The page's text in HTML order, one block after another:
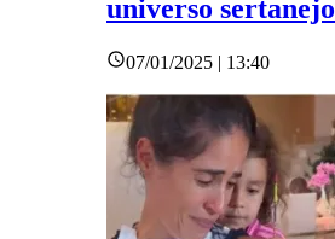
universo sertanejo
07/01/2025 | 13:40